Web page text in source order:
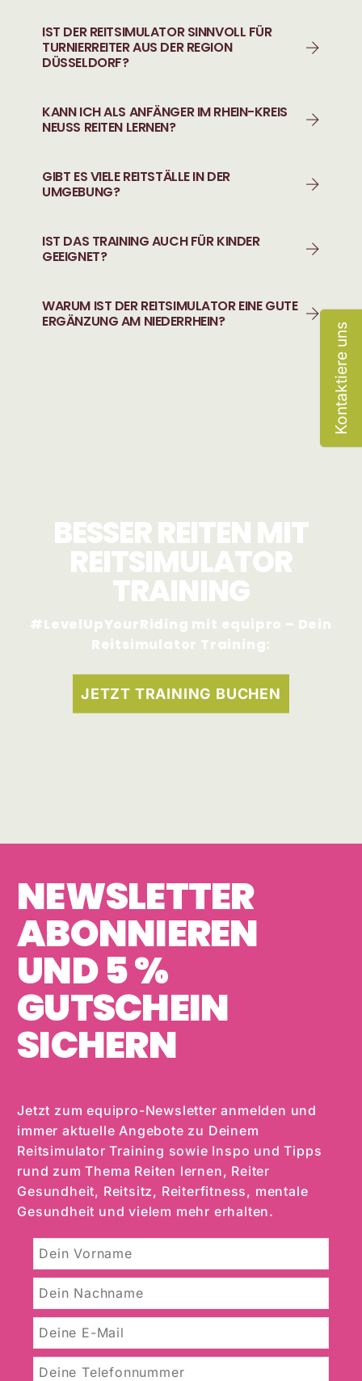
IST DER REITSIMULATOR SINNVOLL FÜR
TURNIERREITER AUS DER REGION
DÜSSELDORF?
KANN ICH ALS ANFÄNGER IM RHEIN-KREIS
NEUSS REITEN LERNEN?
GIBT ES VIELE REITSTÄLLE IN DER
UMGEBUNG?
IST DAS TRAINING AUCH FÜR KINDER
GEEIGNET?
WARUM IST DER REITSIMULATOR EINE GUTE
ERGÄNZUNG AM NIEDERRHEIN?
BESSER REITEN MIT
REITSIMULATOR
TRAINING
#LevelUpYourRiding mit equipro – Dein
Reitsimulator Training:
JETZT TRAINING BUCHEN
NEWSLETTER
ABONNIEREN
UND 5 %
GUTSCHEIN
SICHERN
Jetzt zumequipro-Newsletter anmelden und
immer aktuelle Angebote zu Deinem
Reitsimulator Training sowie Inspo und Tipps
rund zum Thema Reiten lernen, Reiter
Gesundheit, Reitsitz, Reiterfitness, mentale
Gesundheit und vielem mehr erhalten.
Kontaktiere uns